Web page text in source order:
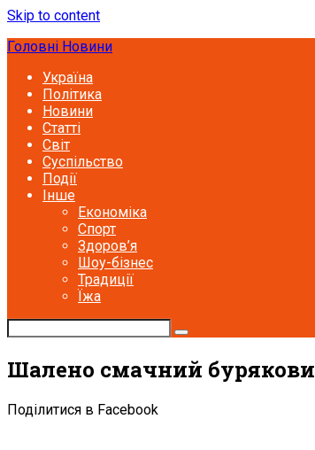
Skip to content
Головні Новини
Україна
Політика
Новини
Статті
Світ
Суспільство
Події
Інше
Економіка
Спорт
Здоров’я
Шоу-бізнес
Традиції
Їжа
Шалено смачний
Поділитися в Facebook